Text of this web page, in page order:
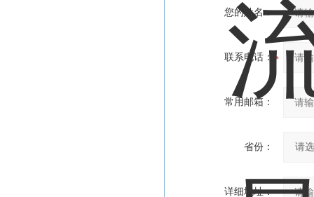
您的姓名：
联系电话：
常用邮箱：
省份：
详细地址：